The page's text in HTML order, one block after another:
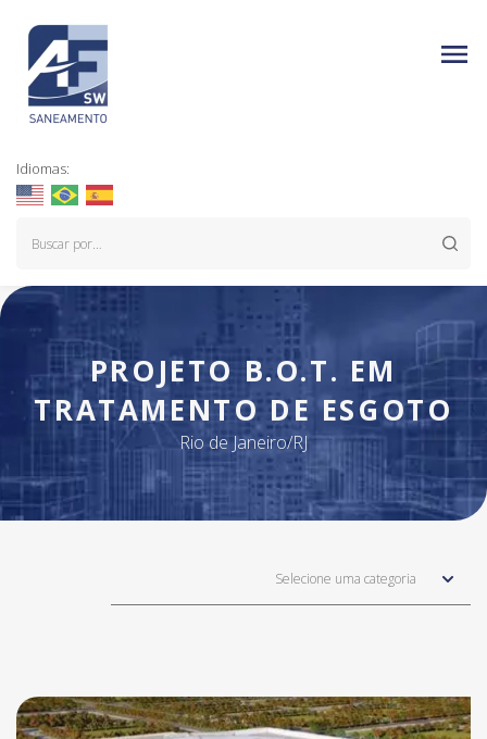
Idiomas:
PROJETO B.O.T. EM
TRATAMENTO DE ESGOTO
Rio de Janeiro/RJ
Selecione uma categoria